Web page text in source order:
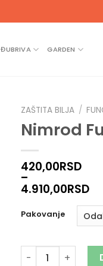
ĐUBRIVA GARDEN
ZAŠTITA BILJA /
Nimrod
420,00RSD
–
4.910,00RSD
Pakovanje
Nimrod Fungicid